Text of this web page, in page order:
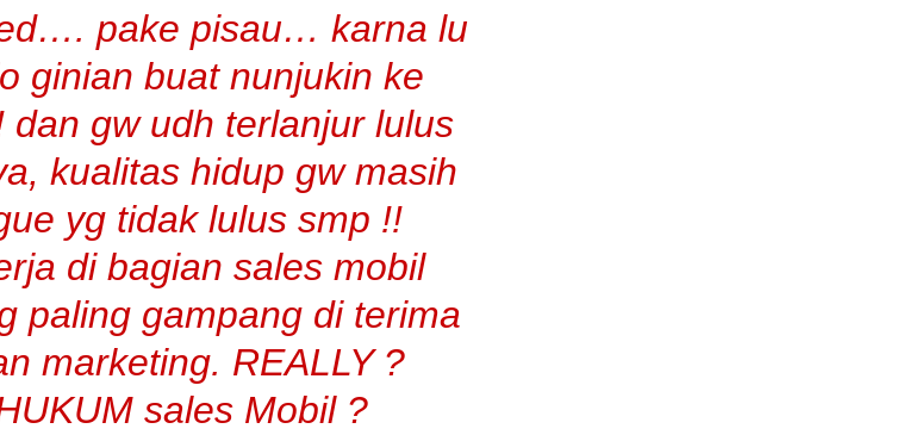
pake pisau… karna lu
ginian buat nunjukin ke
dan gw udh terlanjur lulus
kualitas hidup gw masih
yg tidak lulus smp !!
di bagian sales mobil
paling gampang di terima
marketing. REALLY ?
sales Mobil ?